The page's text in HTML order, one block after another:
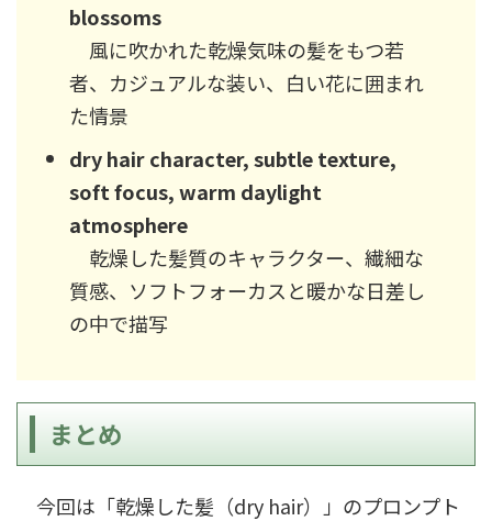
blossoms
風に吹かれた乾燥気味の髪をもつ若
者、カジュアルな装い、白い花に囲まれ
た情景
dry hair character, subtle texture,
soft focus, warm daylight
atmosphere
乾燥した髪質のキャラクター、繊細な
質感、ソフトフォーカスと暖かな日差し
の中で描写
まとめ
今回は「乾燥した髪（dry hair）」のプロンプト